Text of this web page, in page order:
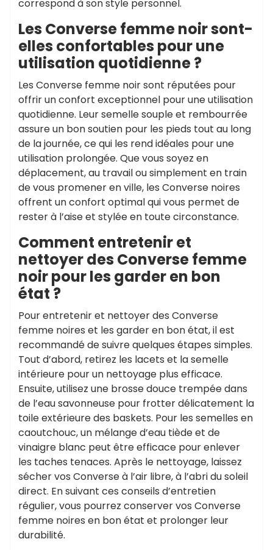
correspond à son style personnel.
Les Converse femme noir sont-
elles confortables pour une
utilisation quotidienne ?
Les Converse femme noir sont réputées pour
offrir un confort exceptionnel pour une utilisation
quotidienne. Leur semelle souple et rembourrée
assure un bon soutien pour les pieds tout au long
de la journée, ce qui les rend idéales pour une
utilisation prolongée. Que vous soyez en
déplacement, au travail ou simplement en train
de vous promener en ville, les Converse noires
offrent un confort optimal qui vous permet de
rester à l’aise et stylée en toute circonstance.
Comment entretenir et
nettoyer des Converse femme
noir pour les garder en bon
état ?
Pour entretenir et nettoyer des Converse
femme noires et les garder en bon état, il est
recommandé de suivre quelques étapes simples.
Tout d’abord, retirez les lacets et la semelle
intérieure pour un nettoyage plus efficace.
Ensuite, utilisez une brosse douce trempée dans
de l’eau savonneuse pour frotter délicatement la
toile extérieure des baskets. Pour les semelles en
caoutchouc, un mélange d’eau tiède et de
vinaigre blanc peut être efficace pour enlever
les taches tenaces. Après le nettoyage, laissez
sécher vos Converse à l’air libre, à l’abri du soleil
direct. En suivant ces conseils d’entretien
régulier, vous pourrez conserver vos Converse
femme noires en bon état et prolonger leur
durabilité.